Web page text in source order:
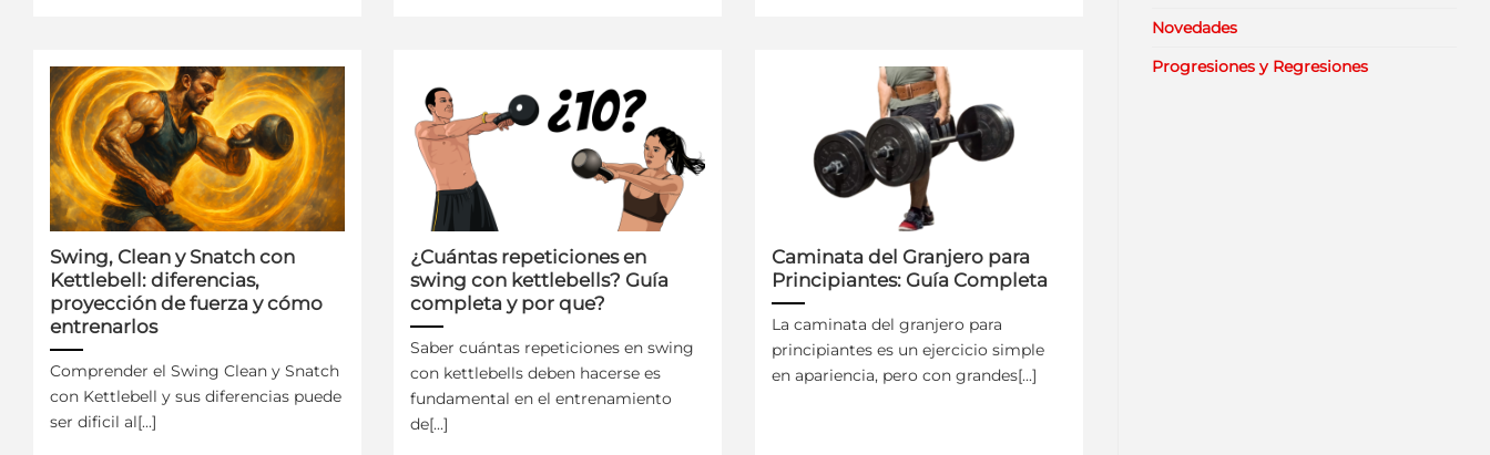
Swing, Clean y Snatch con
Kettlebell: diferencias,
proyección de fuerza y cómo
entrenarlos
Comprender el Swing Clean y Snatch
con Kettlebell y sus diferencias puede
ser dificil al[...]
¿Cuántas repeticiones en
swing con kettlebells? Guía
completa y por que?
Saber cuántas repeticiones en swing
con kettlebells deben hacerse es
fundamental en el entrenamiento
de[...]
Caminata del Granjero para
Principiantes: Guía Completa
La caminata del granjero para
principiantes es un ejercicio simple
en apariencia, pero con grandes[...]
Novedades
Progresiones y Regresiones